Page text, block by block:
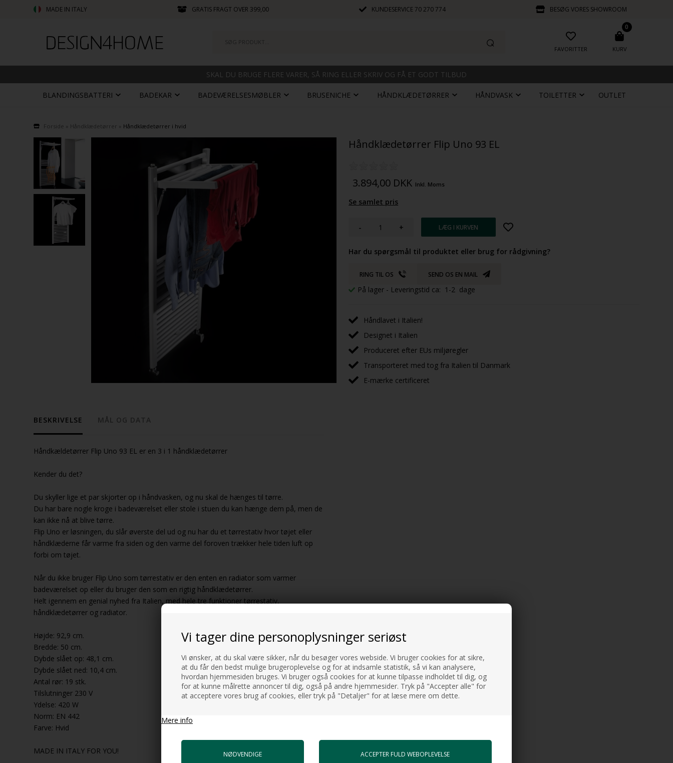
Vi tager dine personoplysninger seriøst
Vi ønsker, at du skal være sikker, når du besøger vores webside. Vi bruger cookies for at sikre,
at du får den bedst mulige brugeroplevelse og for at indsamle statistik, så vi kan analysere,
hvordan hjemmesiden bruges. Vi bruger også cookies for at kunne tilpasse indholdet til dig, og
for at kunne målrette annoncer til dig, også på andre hjemmesider. Tryk på "Accepter alle" for
at acceptere vores brug af cookies, eller tryk på "Detaljer" for at læse mere om dette.
Mere info
MADE IN ITALY GRATIS FRAGT OVER 399,00 KUNDESERVICE70 270 774 BESØG VORES SHOWROOM
FAVORITTER
0
KURV
SKAL DU BRUGE FLERE VARER, SÅ RING ELLER SKRIV OG FÅ ET GODT TILBUD
BLANDINGSBATTERI BADEKAR BADEVÆRELSESMØBLER BRUSENICHE HÅNDKLÆDETØRRER HÅNDVASK TOILETTER OUTLET
Forside Håndklædetørrer Håndklædetørrer i hvid
Håndklædetørrer Flip Uno 93 EL
3.894,00 DKK Inkl. Moms
Se samlet pris
- +
Har du spørgsmål til produktet eller brug for rådgivning?
RING TIL OS SEND OS EN MAIL
På lager - Leveringstid ca: 1-2 dage
Håndlavet i Italien!
Designet i Italien
Produceret efter EUs miljøregler
Transporteret med tog fra Italien til Danmark
E-mærke certificeret
BESKRIVELSE MÅL OG DATA
Håndkældetørrer Flip Uno 93 EL er en 3 i 1 håndklædetørrer
Kender du det?
Du skyller lige et par skjorter op i håndvasken, og nu skal de hænges til tørre.
Du har bare nogle kroge i badeværelset eller stole i stuen du kan hænge dem på, men de
kan ikke nå at blive tørre.
Flip Uno er løsningen, du slår øverste del ud og nu har du et tørrestativ hvor tøjet eller
håndklæderne får varme fra siden og den varme del foroven trækker hele tiden luft op
forbi om tøjet.
Når du ikke bruger Flip Uno som tørrestativ er den enten en radiator som varmer
badeværelset op eller du bruger den som en rigtig håndklædetørrer.
Helt igennem en genial nyhed fra Italien, med hele tre funktioner tørrestativ,
håndklædetørrer og radiator.
Højde: 92,9 cm.
Bredde: 50 cm.
Dybde slået op: 48,1 cm.
Dybde slået ned: 10,4 cm.
Antal rør: 19 stk.
Tilslutninger 230 V
Ydelse: 420 W
Norm: EN 442
Farve: Hvid
MADE IN ITALY FOR YOU!